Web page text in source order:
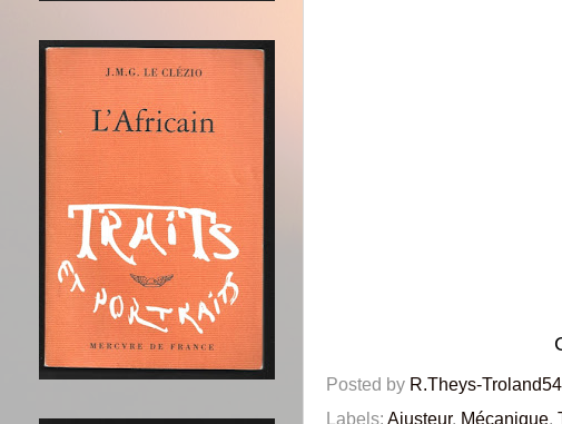
Posted by R.Theys-Troland54
Labels: Ajusteur, Mécanique,